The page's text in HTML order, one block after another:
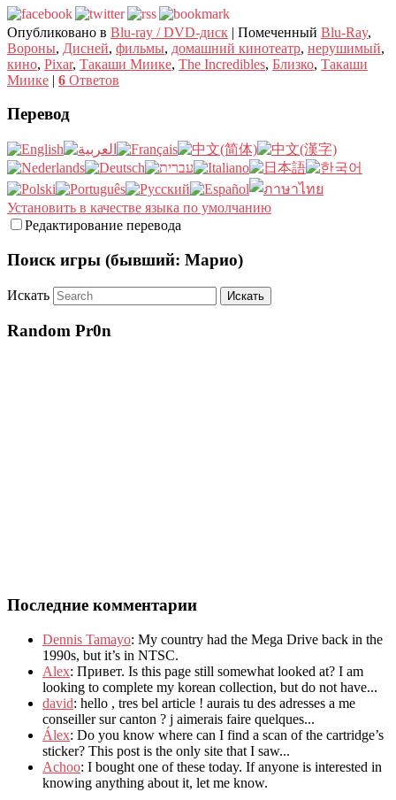
Опубликовано в Blu-ray / DVD-диск | Помеченный Blu-Ray,
Вороны, Дисней, фильмы, домашний кинотеатр, нерушимый,
кино, Pixar, Такаши Миике, The Incredibles, Близко, Такаши
Миике | 6 Ответов
Перевод
Установить в качестве языка по умолчанию
Редактирование перевода
Поиск игры (бывший: Марио)
Искать
Random Pr0n
Последние комментарии
Dennis Tamayo: My country had the Mega Drive back in the
1990s, but it’s in NTSC.
Alex: Привет. Is this page still somewhat looked at? I am
looking to complete my korean collection, but do not have...
david: hello , tres bel article ! aurais tu des adresses a me
conseiller sur canton ? j aimerais faire quelques...
Álex: Do you know where can I find a scan of the cartridge’s
sticker? This post is the only site that I saw...
Achoo: I bought one of these today. If anyone is interested in
knowing anything about it, let me know.